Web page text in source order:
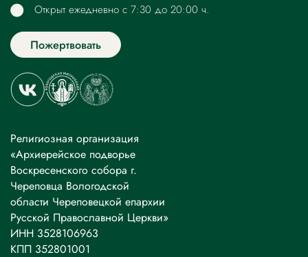
Открыт ежедневно с 7:30 до 20:00 ч.
Пожертвовать
Религиозная организация
«Архиерейское подворье
Воскресенского собора г.
Череповца Вологодской
области Череповецкой епархии
Русской Православной Церкви»
ИНН 3528106963
КПП 352801001